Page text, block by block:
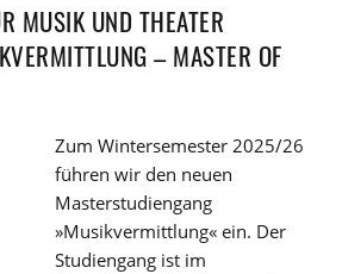
MUSIK UND THEATER
– MASTER OF
Zum Wintersemester 2025/26
führen wir den neuen
Masterstudiengang
»Musikvermittlung« ein. Der
Studiengang ist im